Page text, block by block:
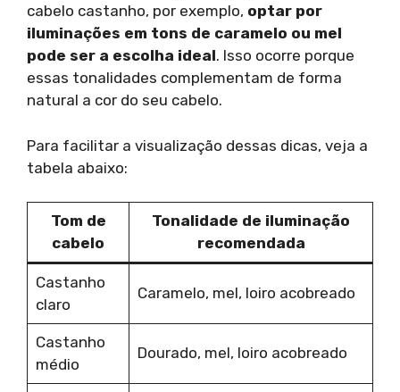
cabelo castanho, por exemplo, optar por
iluminações em tons de caramelo ou mel
pode ser a escolha ideal. Isso ocorre porque
essas tonalidades complementam de forma
natural a cor do seu cabelo.
Para facilitar a visualização dessas dicas, veja a
tabela abaixo:
Tom de
cabelo
Tonalidade de iluminação
recomendada
Castanho
claro
Caramelo, mel, loiro acobreado
Castanho
médio
Dourado, mel, loiro acobreado